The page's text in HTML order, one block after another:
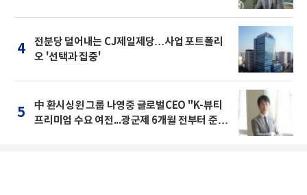
4
전분당 덜어내는 CJ제일제당…사업 포트폴리
오 '선택과 집중'
5
中 환시싱윈 그룹 나영중 글로벌CEO "K-뷰티
프리미엄 수요 여전...광군제 6개월 전부터 준비